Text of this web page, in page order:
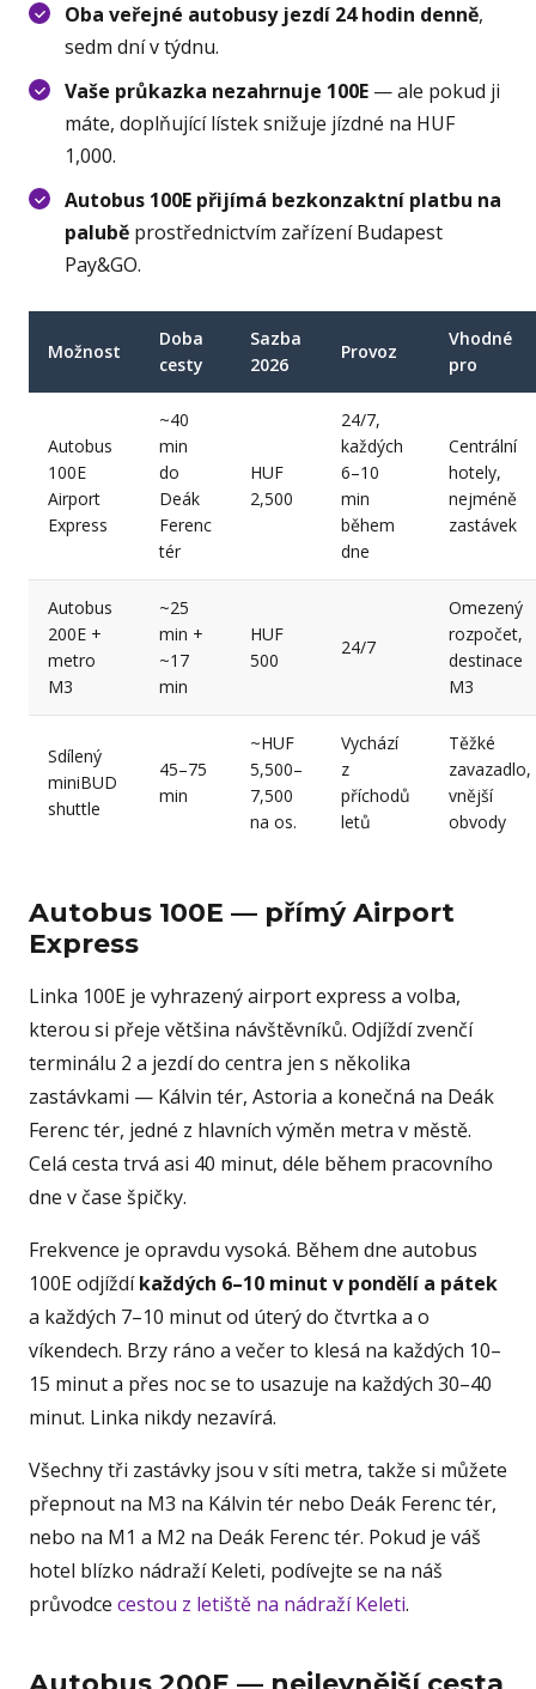
Oba veřejné autobusy jezdí 24 hodin denně,
sedm dní v týdnu.
Vaše průkazka nezahrnuje 100E — ale pokud ji
máte, doplňující lístek snižuje jízdné na HUF
1,000.
Autobus 100E přijímá bezkonzaktní platbu na
palubě prostřednictvím zařízení Budapest
Pay&GO.
Možnost
Doba
cesty
Sazba
2026
Provoz
Vhodné
pro
Autobus
100E
Airport
Express
~40
min
do
Deák
Ferenc
tér
HUF
2,500
24/7,
každých
6–10
min
během
dne
Centrální
hotely,
nejméně
zastávek
Autobus
200E +
metro
M3
~25
min +
~17
min
HUF
500
24/7
Omezený
rozpočet,
destinace
M3
Sdílený
miniBUD
shuttle
45–75
min
~HUF
5,500–
7,500
na os.
Vychází
z
příchodů
letů
Těžké
zavazadlo,
vnější
obvody
Autobus 100E — přímý Airport
Express
Linka 100E je vyhrazený airport express a volba,
kterou si přeje většina návštěvníků. Odjíždí zvenčí
terminálu 2 a jezdí do centra jen s několika
zastávkami — Kálvin tér, Astoria a konečná na Deák
Ferenc tér, jedné z hlavních výměn metra v městě.
Celá cesta trvá asi 40 minut, déle během pracovního
dne v čase špičky.
Frekvence je opravdu vysoká. Během dne autobus
100E odjíždíkaždých 6–10 minut v pondělí a pátek
a každých 7–10 minut od úterý do čtvrtka a o
víkendech. Brzy ráno a večer to klesá na každých 10–
15 minut a přes noc se to usazuje na každých 30–40
minut. Linka nikdy nezavírá.
Všechny tři zastávky jsou v síti metra, takže si můžete
přepnout na M3 na Kálvin tér nebo Deák Ferenc tér,
nebo na M1 a M2 na Deák Ferenc tér. Pokud je váš
hotel blízko nádraží Keleti, podívejte se na náš
průvodce cestou z letiště na nádraží Keleti.